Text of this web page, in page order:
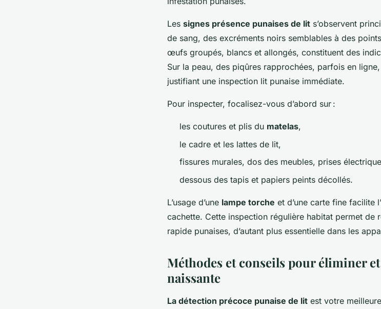
Les signes présence punaises de lit s’observent
de sang, des excréments noirs semblables à des
œufs groupés, blancs et allongés, constituent des
Sur la peau, des piqûres rapprochées, parfois en
justifiant une inspection lit punaise immédiate.
Pour inspecter, focalisez-vous d’abord sur :
les coutures et plis du matelas,
le cadre et les lattes de lit,
fissures murales, dos des meubles, prises
dessous des tapis et papiers peints décollés.
L’usage d’une lampe torche et d’une carte fine facilite
cachette. Cette inspection régulière habitat permet de
rapide punaises, d’autant plus essentielle dans les
Méthodes et conseils pour éliminer
naissante
La détection précoce punaise de lit est votre